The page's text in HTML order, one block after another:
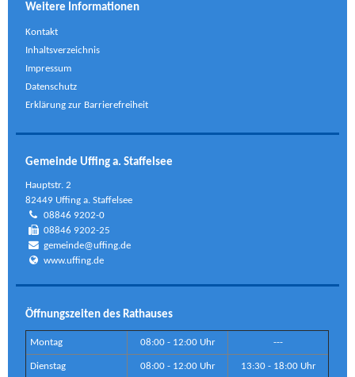
Weitere Informationen
Kontakt
Inhaltsverzeichnis
Impressum
Datenschutz
Erklärung zur Barrierefreiheit
Gemeinde Uffing a. Staffelsee
Hauptstr. 2
82449 Uffing a. Staffelsee
08846 9202-0
08846 9202-25
gemeinde@uffing.de
www.uffing.de
Öffnungszeiten des Rathauses
Montag 08:00 - 12:00 Uhr ---
Dienstag 08:00 - 12:00 Uhr 13:30 - 18:00 Uhr